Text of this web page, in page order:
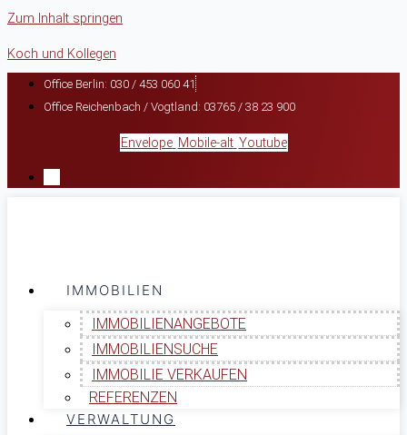
Zum Inhalt springen
Koch und Kollegen
Office Berlin: 030 / 453 060 41
Office Reichenbach / Vogtland: 03765 / 38 23 900
Envelope Mobile-alt Youtube
IMMOBILIEN
IMMOBILIENANGEBOTE
IMMOBILIENSUCHE
IMMOBILIE VERKAUFEN
REFERENZEN
VERWALTUNG